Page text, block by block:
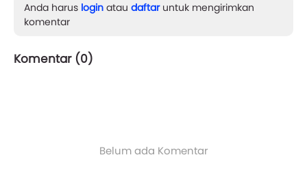
Anda harus login atau daftaruntuk mengirimkan
komentar
Komentar (0)
Belum ada Komentar